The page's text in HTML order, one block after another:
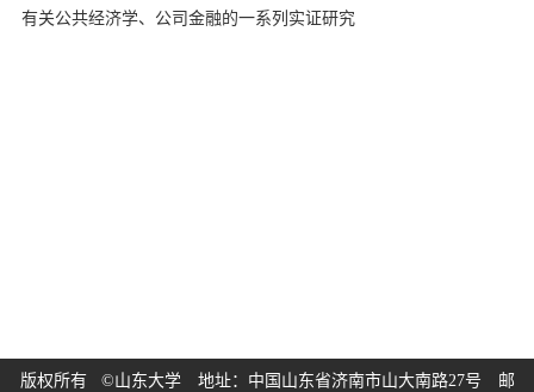
有关公共经济学、公司金融的一系列实证研究
版权所有 ©山东大学 地址：中国山东省济南市山大南路27号 邮